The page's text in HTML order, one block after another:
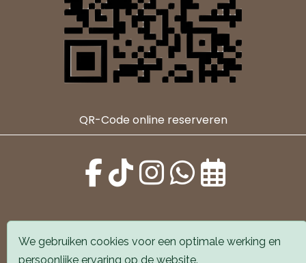
QR-Code online reserveren
We gebruiken cookies voor een optimale werking en
persoonlijke ervaring op de website.